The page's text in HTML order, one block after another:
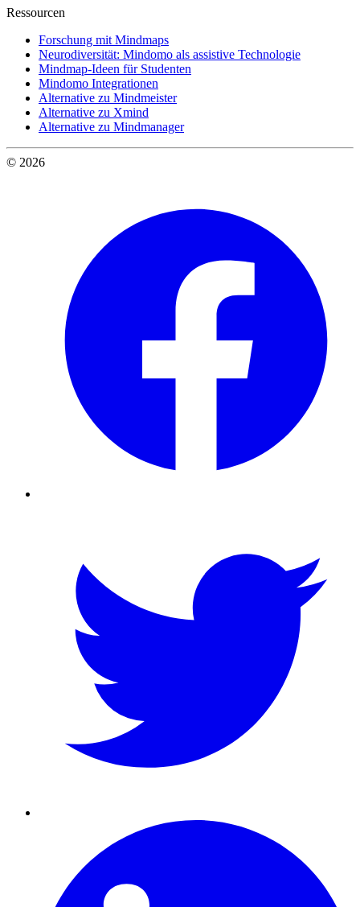
Ressourcen
Forschung mit Mindmaps
Neurodiversität: Mindomo als assistive Technologie
Mindmap-Ideen für Studenten
Mindomo Integrationen
Alternative zu Mindmeister
Alternative zu Xmind
Alternative zu Mindmanager
© 2026